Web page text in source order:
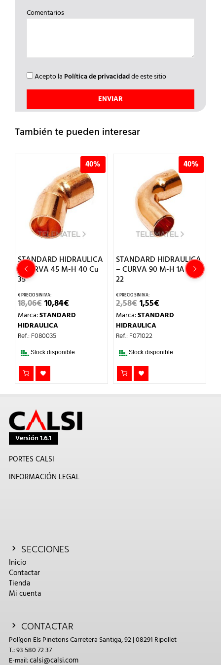
Comentarios
Acepto la Política de privacidadde este sitio
También te pueden interesar
40%
STANDARD HIDRAULICA
– CURVA 45 M-H 40 Cu
35
18,06€EL
PRECIO
ORIGINAL
ERA:
18,06€.
10,84€PRECIO
ACTUAL
Marca:STANDARD
HIDRAULICA
Ref.: F080035
Stock disponible.
40%
STANDARD HIDRAULICA
– CURVA 90 M-H 1A Cu
22
2,58€EL
PRECIO
ORIGINAL
ERA:
2,58€.
1,55€PRECIO
ACTUAL
Marca:STANDARD
HIDRAULICA
Ref.: F071022
Stock disponible.
Versión 1.6.1
PORTES CALSI
INFORMACIÓN LEGAL
SECCIONES
Inicio
Contactar
Tienda
Mi cuenta
CONTACTAR
Polígon Els Pinetons Carretera Santiga, 92 | 08291 Ripollet
T.: 93 580 72 37
E-mail:calsi@calsi.com